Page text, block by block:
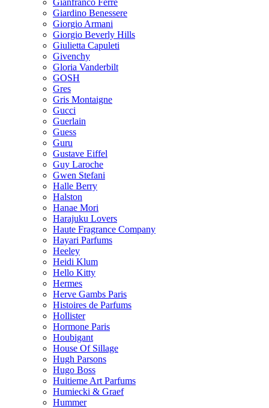
Gianfranco Ferre
Giardino Benessere
Giorgio Armani
Giorgio Beverly Hills
Giulietta Capuleti
Givenchy
Gloria Vanderbilt
GOSH
Gres
Gris Montaigne
Gucci
Guerlain
Guess
Guru
Gustave Eiffel
Guy Laroche
Gwen Stefani
Halle Berry
Halston
Hanae Mori
Harajuku Lovers
Haute Fragrance Company
Hayari Parfums
Heeley
Heidi Klum
Hello Kitty
Hermes
Herve Gambs Paris
Histoires de Parfums
Hollister
Hormone Paris
Houbigant
House Of Sillage
Hugh Parsons
Hugo Boss
Huitieme Art Parfums
Humiecki & Graef
Hummer